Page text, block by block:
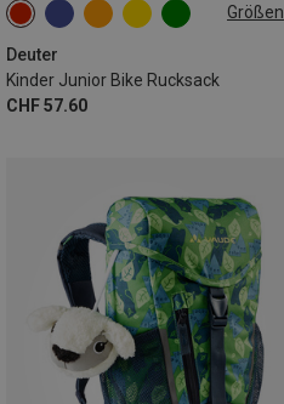
Größen
Deuter
Kinder Junior Bike Rucksack
CHF 57.60
8L